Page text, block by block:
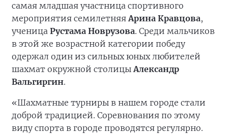
самая младшая участница спортивного
мероприятия семилетняяАрина Кравцова,
ученица Рустама Новрузова. Среди мальчиков
в этой же возрастной категории победу
одержал один из сильных юных любителей
шахмат окружной столицыАлександр
Вальгиргин.
«Шахматные турниры в нашем городе стали
доброй традицией. Соревнования по этому
виду спорта в городе проводятся регулярно.